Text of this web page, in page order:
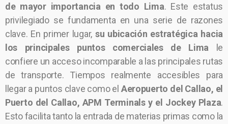
de mayor importancia en todo Lima. Este estatus
privilegiado se fundamenta en una serie de razones
clave. En primer lugar, su ubicación estratégica hacia
los principales puntos comerciales de Lima le
confiere un acceso incomparable a las principales rutas
de transporte. Tiempos realmente accesibles para
llegar a puntos clave como el Aeropuerto del Callao, el
Puerto del Callao, APM Terminals y el Jockey Plaza.
Esto facilita tanto la entrada de materias primas como la